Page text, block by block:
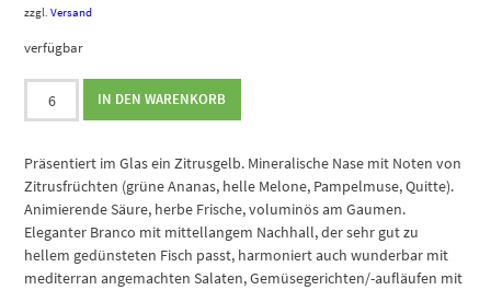
zzgl.Versand
verfügbar
Mainova
Branco
IN DEN WARENKORB
Präsentiert im Glas ein Zitrusgelb. Mineralische Nase mit Noten von
Zitrusfrüchten (grüne Ananas, helle Melone, Pampelmuse, Quitte).
Animierende Säure, herbe Frische, voluminös am Gaumen.
Eleganter Branco mit mittellangem Nachhall, der sehr gut zu
hellem gedünsteten Fisch passt, harmoniert auch wunderbar mit
mediterran angemachten Salaten, Gemüsegerichten/-aufläufen mit